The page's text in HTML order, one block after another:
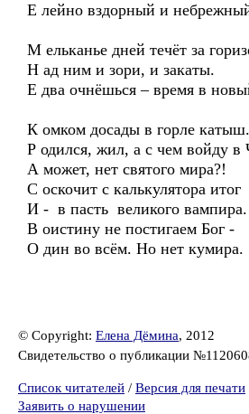
Е лейно вздорный и
М ельканье дней течёт за
Н ад ним и зори, и закаты.
Е два очнёшься – время в
К омком досады в горле катыш.
Р одился, жил, а с чем войду в
А может, нет святого мира?!
С оскочит с калькулятора итог
И - в пасть великого вампира.
В оистину не постигаем Бог -
О дин во всём. Но нет кумира.
© Copyright: Елена Дёмина, 2012
Свидетельство о публикации
Список читателей / Версия для печати
Заявить о нарушении